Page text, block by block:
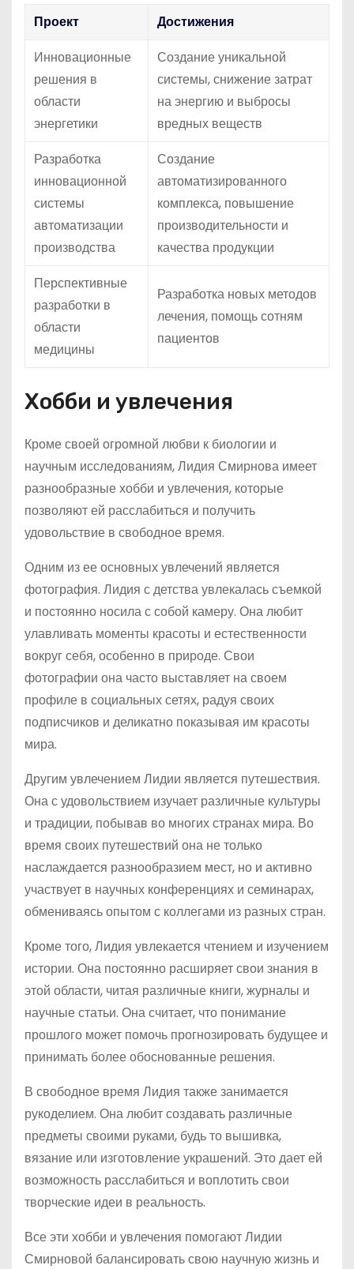
Проект
Достижения
Инновационные
решения в
области
энергетики
Создание уникальной
системы, снижение затрат
на энергию и выбросы
вредных веществ
Разработка
инновационной
системы
автоматизации
производства
Создание
автоматизированного
комплекса, повышение
производительности и
качества продукции
Перспективные
разработки в
области
медицины
Разработка новых методов
лечения, помощь сотням
пациентов
Хобби и увлечения
Кроме своей огромной любви к биологии и
научным исследованиям, Лидия Смирнова имеет
разнообразные хобби и увлечения, которые
позволяют ей расслабиться и получить
удовольствие в свободное время.
Одним из ее основных увлечений является
фотография. Лидия с детства увлекалась съемкой
и постоянно носила с собой камеру. Она любит
улавливать моменты красоты и естественности
вокруг себя, особенно в природе. Свои
фотографии она часто выставляет на своем
профиле в социальных сетях, радуя своих
подписчиков и деликатно показывая им красоты
мира.
Другим увлечением Лидии является путешествия.
Она с удовольствием изучает различные культуры
и традиции, побывав во многих странах мира. Во
время своих путешествий она не только
наслаждается разнообразием мест, но и активно
участвует в научных конференциях и семинарах,
обмениваясь опытом с коллегами из разных стран.
Кроме того, Лидия увлекается чтением и изучением
истории. Она постоянно расширяет свои знания в
этой области, читая различные книги, журналы и
научные статьи. Она считает, что понимание
прошлого может помочь прогнозировать будущее и
принимать более обоснованные решения.
В свободное время Лидия также занимается
рукоделием. Она любит создавать различные
предметы своими руками, будь то вышивка,
вязание или изготовление украшений. Это дает ей
возможность расслабиться и воплотить свои
творческие идеи в реальность.
Все эти хобби и увлечения помогают Лидии
Смирновой балансировать свою научную жизнь и